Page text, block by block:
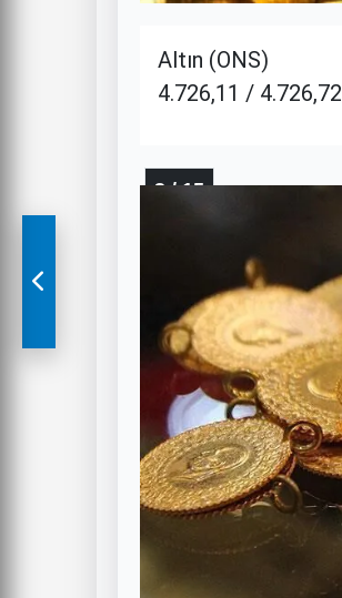
Altın (ONS)
4.726,11 / 4.726,72
3 / 15